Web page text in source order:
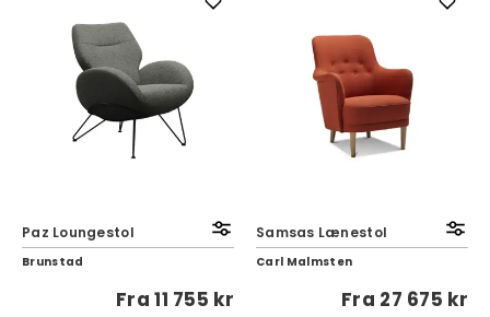
Paz Loungestol
Brunstad
Fra11 755 kr
Samsas Lænestol
Carl Malmsten
Fra 27 675 kr